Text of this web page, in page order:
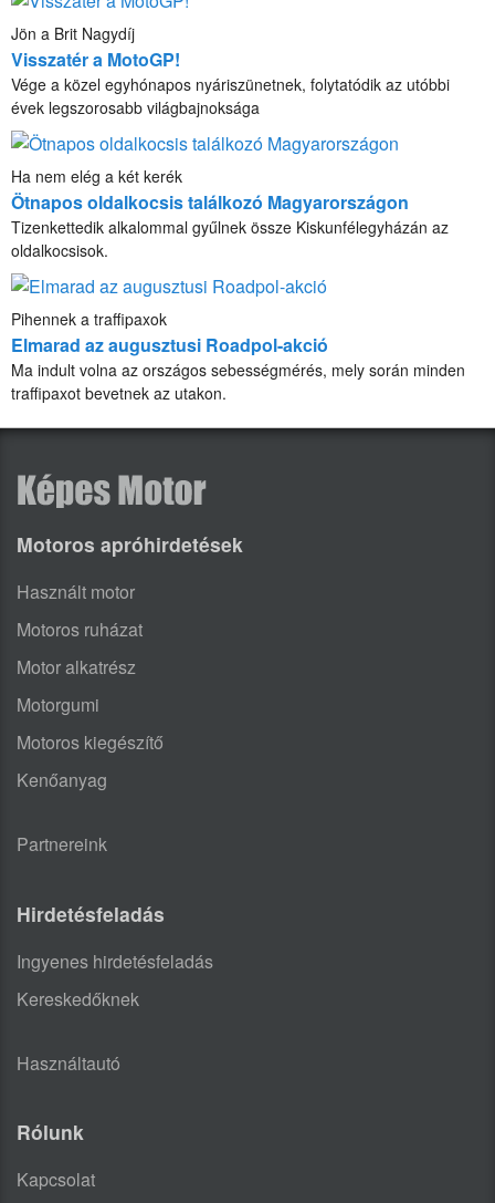
Jön a Brit Nagydíj
Visszatér a MotoGP!
Vége a közel egyhónapos nyáriszünetnek, folytatódik az utóbbi
évek legszorosabb világbajnoksága
Ha nem elég a két kerék
Ötnapos oldalkocsis találkozó Magyarországon
Tizenkettedik alkalommal gyűlnek össze Kiskunfélegyházán az
oldalkocsisok.
Pihennek a traffipaxok
Elmarad az augusztusi Roadpol-akció
Ma indult volna az országos sebességmérés, mely során minden
traffipaxot bevetnek az utakon.
Motoros apróhirdetések
Használt motor
Motoros ruházat
Motor alkatrész
Motorgumi
Motoros kiegészítő
Kenőanyag
Partnereink
Hirdetésfeladás
Ingyenes hirdetésfeladás
Kereskedőknek
Használtautó
Rólunk
Kapcsolat